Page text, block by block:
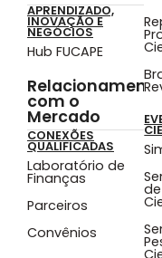
APRENDIZADO,
INOVAÇÃO E
NEGÓCIOS
Hub FUCAPE
com o
Mercado
CONEXÕES
QUALIFICADAS
Laboratório de
Finanças
Parceiros
Convênios